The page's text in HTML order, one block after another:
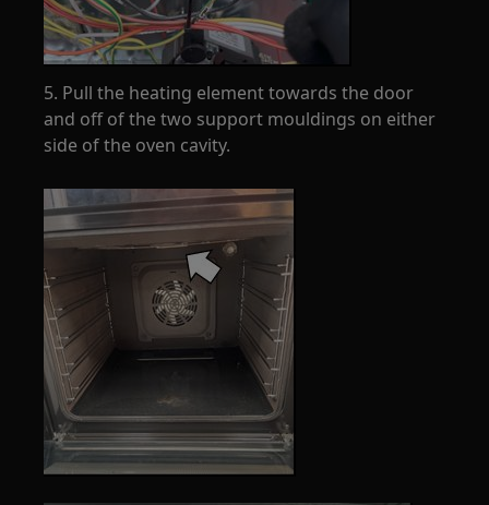
5. Pull the heating element towards the door
and off of the two support mouldings on either
side of the oven cavity.